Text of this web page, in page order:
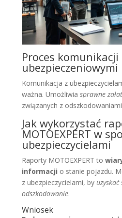
Proces
ubezpieczeniowymi
Komunikacja z
ważna. Umożliwia sprawne
związanych z
Jak wykorzystać
MOTOEXPERT w
ubezpieczycielami
Raporty MOTOEXPERT to
informacji o stanie pojazdu.
z ubezpieczycielami, by
odszkodowanie.
Wniosek